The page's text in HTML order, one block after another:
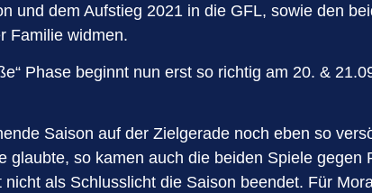
und dem Aufstieg 2021 in die GFL, sowie den
Familie widmen.
Phase beginnt nun erst so richtig am 20. &
Saison auf der Zielgerade noch eben so
glaubte, so kamen auch die beiden Spiele
als Schlusslicht die Saison beendet. Für